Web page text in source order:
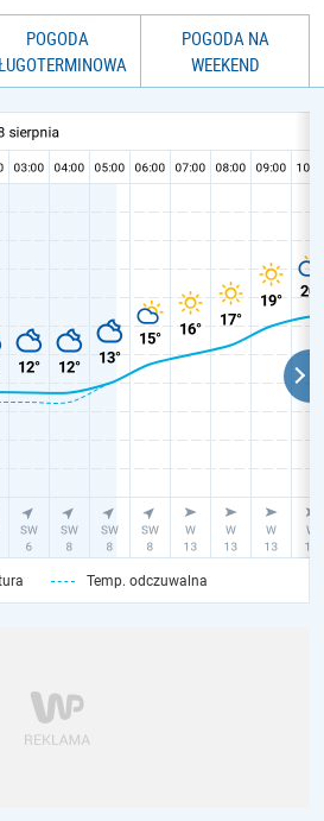
POGODA
POGODA NA
WEEKEND
Temp. odczuwalna